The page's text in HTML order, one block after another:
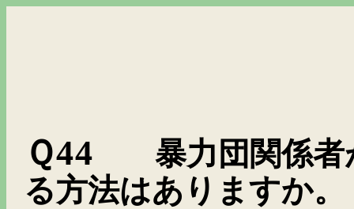
Ｑ44
暴力団関係
る方法はありますか。